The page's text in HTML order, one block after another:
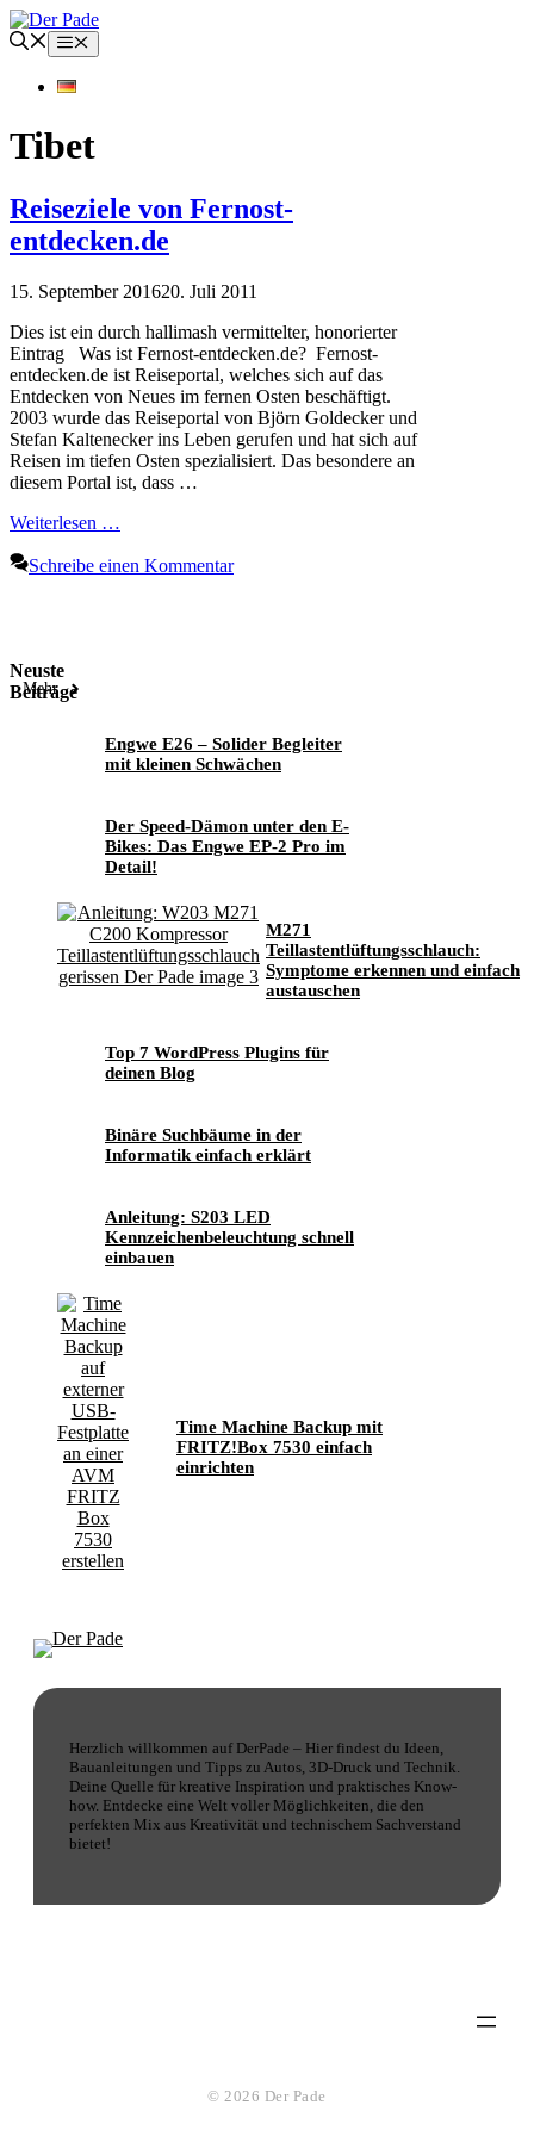
Zum
Inhalt
springen
Menü
Tibet
Reiseziele von Fernost-
entdecken.de
15. September 201620. Juli 2011
Dies ist ein durch hallimash vermittelter, honorierter
Eintrag Was ist Fernost-entdecken.de? Fernost-
entdecken.de ist Reiseportal, welches sich auf das
Entdecken von Neues im fernen Osten beschäftigt.
2003 wurde das Reiseportal von Björn Goldecker und
Stefan Kaltenecker ins Leben gerufen und hat sich auf
Reisen im tiefen Osten spezialisiert. Das besondere an
diesem Portal ist, dass …
Weiterlesen …
Schreibe einen Kommentar
Neuste
Beiträge
Mehr
Engwe E26 – Solider Begleiter
mit kleinen Schwächen
Der Speed-Dämon unter den E-
Bikes: Das Engwe EP-2 Pro im
Detail!
M271
Teillastentlüftungsschlauch:
Symptome erkennen und einfach
austauschen
Top 7 WordPress Plugins für
deinen Blog
Binäre Suchbäume in der
Informatik einfach erklärt
Anleitung: S203 LED
Kennzeichenbeleuchtung schnell
einbauen
Time Machine Backup mit
FRITZ!Box 7530 einfach
einrichten
Herzlich willkommen auf DerPade – Hier findest du Ideen,
Bauanleitungen und Tipps zu Autos, 3D-Druck und Technik.
Deine Quelle für kreative Inspiration und praktisches Know-
how. Entdecke eine Welt voller Möglichkeiten, die den
perfekten Mix aus Kreativität und technischem Sachverstand
bietet!
© 2026 Der Pade